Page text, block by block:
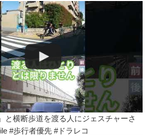
と横断歩道を渡る人にジェスチャーさ
#歩行者優先 #ドラレコ